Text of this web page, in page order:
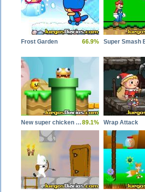
Frost Garden 66.9% Super Smash
New super chicken sisters89.1% Wrap Attack